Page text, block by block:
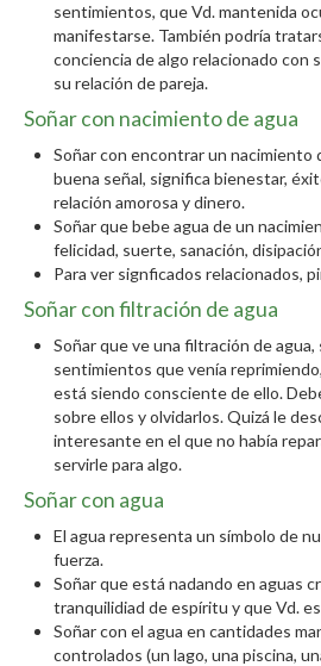
sentimientos, que Vd. mantenida
manifestarse. También podría
conciencia de algo relacionado con
su relación de pareja.
Soñar con nacimiento de agua
Soñar con encontrar un nacimiento
buena señal, significa bienestar,
relación amorosa y dinero.
Soñar que bebe agua de un
felicidad, suerte, sanación,
Para ver signficados relacionados,
Soñar con filtración de agua
Soñar que ve una filtración de
sentimientos que venía
está siendo consciente de ello.
sobre ellos y olvidarlos. Quizá le
interesante en el que no había
servirle para algo.
Soñar con agua
El agua representa un símbolo de
fuerza.
Soñar que está nadando en aguas
tranquilidiad de espíritu y que Vd.
Soñar con el agua en cantidades
controlados (un lago, una piscina,